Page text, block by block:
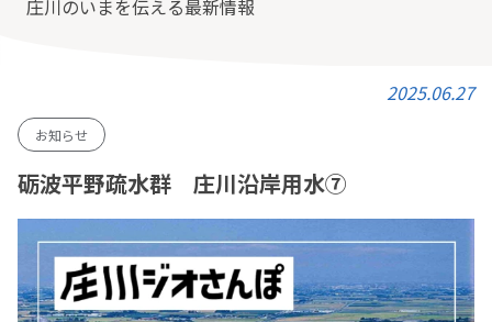
庄川のいまを伝える最新情報
2025.06.27
お知らせ
砺波平野疏水群 庄川沿岸用水⑦